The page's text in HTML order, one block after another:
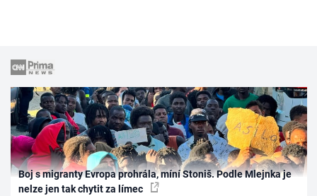
Boj s migranty Evropa prohrála, míní Stoniš. Podle Mlejnka je
nelze jen tak chytit za límec